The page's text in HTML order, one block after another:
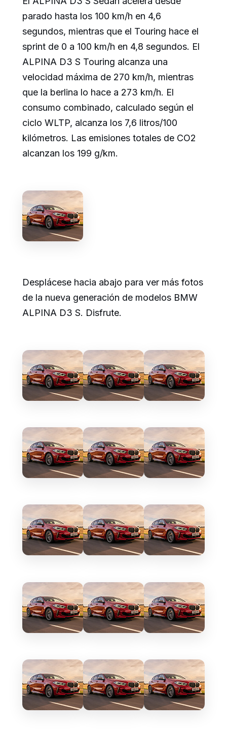
parado hasta los 100 km/h en 4,6
segundos, mientras que el Touring hace el
sprint de 0 a 100 km/h en 4,8 segundos. El
ALPINA D3 S Touring alcanza una
velocidad máxima de 270 km/h, mientras
que la berlina lo hace a 273 km/h. El
consumo combinado, calculado según el
ciclo WLTP, alcanza los 7,6 litros/100
kilómetros. Las emisiones totales de CO2
alcanzan los 199 g/km.
Desplácese hacia abajo para ver más fotos
de la nueva generación de modelos BMW
ALPINA D3 S. Disfrute.